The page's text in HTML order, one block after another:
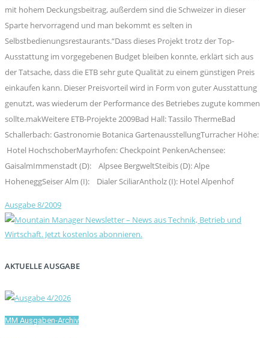
mit hohem Deckungsbeitrag, außerdem sind die Schweizer in dieser
Sparte hervorragend und man bekommt es selten in
Selbstbedienungsrestaurants.“Dass dieses Projekt trotz der Top-
Ausstattung im vorgegebenen Budget bleiben konnte, erklärt sich aus
der Tatsache, dass die ETB sehr gute Qualität zu einem günstigen Preis
einkaufen kann. Dieser Preisvorteil wird in Form von guter Ausstattung
genutzt, was wiederum der Performance des Betriebes zugute kommen
sollte.makWeitere ETB-Projekte 2009Bad Hall: Tassilo ThermeBad
Schallerbach: Gastronomie Botanica GartenausstellungTurracher Höhe:
Hotel HochschoberMayrhofen: Checkpoint PenkenAchensee:
GaisalmImmenstadt (D): Alpsee BergweltSteibis (D): Alpe
HoheneggSeiser Alm (I): Dialer SciliarAntholz (I): Hotel Alpenhof
Ausgabe 8/2009
AKTUELLE AUSGABE
MM Ausgaben-Archiv